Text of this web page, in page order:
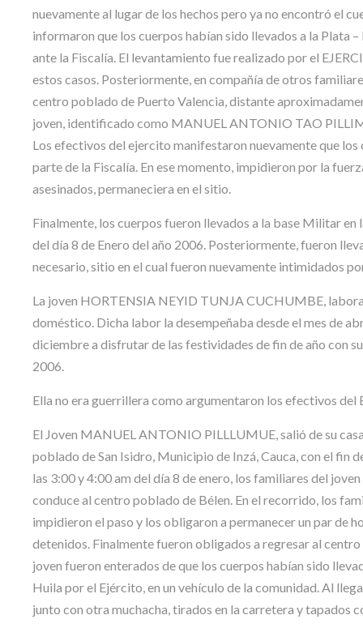
nuevamente al lugar de los hechos pero ya no encontró el
informaron que los cuerpos habían sido llevados a la Plata
ante la Fiscalía. El levantamiento fue realizado por el
estos casos. Posteriormente, en compañía de otros
centro poblado de Puerto Valencia, distante
joven, identificado como MANUEL ANTONIO TAO
Los efectivos del ejercito manifestaron nuevamente que
parte de la Fiscalía. En ese momento, impidieron por la
asesinados, permaneciera en el sitio.
Finalmente, los cuerpos fueron llevados a la base Militar
del día 8 de Enero del año 2006. Posteriormente, fueron
necesario, sitio en el cual fueron nuevamente intimidados
La joven HORTENSIA NEYID TUNJA CUCHUMBE,
doméstico. Dicha labor la desempeñaba desde el mes de
diciembre a disfrutar de las festividades de fin de año con
2006.
Ella no era guerrillera como argumentaron los efectivos del
El Joven MANUEL ANTONIO PILLLUMUE, salió de su
poblado de San Isidro, Municipio de Inzá, Cauca, con el fin
las 3:00 y 4:00 am del día 8 de enero, los familiares del
conduce al centro poblado de Bélen. En el recorrido, los
impidieron el paso y los obligaron a permanecer un par de
detenidos. Finalmente fueron obligados a regresar al
joven fueron enterados de que los cuerpos habían sido
Huila por el Ejército, en un vehículo de la comunidad. Al
junto con otra muchacha, tirados en la carretera y tapados